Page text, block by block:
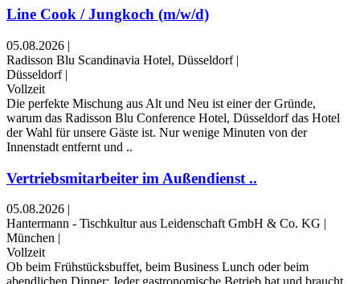
Line Cook / Jungkoch (m/w/d)
05.08.2026 |
Radisson Blu Scandinavia Hotel, Düsseldorf |
Düsseldorf |
Vollzeit
Die perfekte Mischung aus Alt und Neu ist einer der Gründe,
warum das Radisson Blu Conference Hotel, Düsseldorf das Hotel
der Wahl für unsere Gäste ist. Nur wenige Minuten von der
Innenstadt entfernt und ..
Vertriebsmitarbeiter im Außendienst ..
05.08.2026
Hantermann - Tischkultur aus Leidenschaft GmbH & Co. KG
München
Vollzeit
Ob beim Frühstücksbuffet, beim Business Lunch oder beim